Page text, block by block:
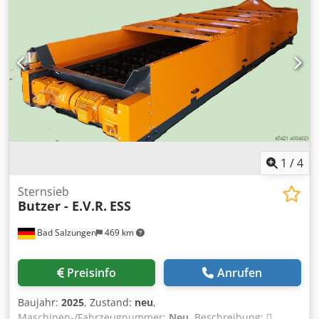
1 /4
Bad Salzungen 469 km
Sternsieb
Butzer - E.V.R. ESS
Preisinfo Anrufen
Baujahr: 2025, Zustand: neu,